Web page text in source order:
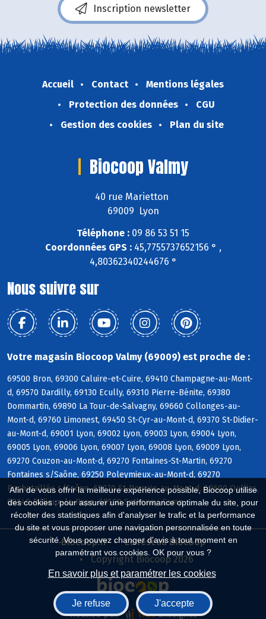
Afin de vous offrir la meilleure expérience possible, Biocoop utilise
des cookies : pour assurer une performance optimale du site, pour
récolter des statistiques afin d'analyser le trafic et la performance
du site et vous proposer une navigation personnalisée en toute
sécurité. Vous pouvez changer d'avis à tout moment en
paramétrant vos cookies. OK pour vous ?
En savoir plus et paramétrer les cookies
Je refuse J'accepte
Inscription newsletter
Accueil Contact
Mentions légales
Protection des données
CGU
Gestion des cookies
Plan du site
Biocoop Valmy
40 rue Marietton
69009 Lyon
Téléphone : 09 86 53 51 15
Coordonnées GPS :45,7755737652156 ° ,
4,80362340244676 °
Nous suivre sur
Votre magasin Biocoop Valmy (69009) est proche de :
69500 Bron, 69300 Caluire-et-Cuire, 69410 Champagne-au-Mont-
d, 69570 Dardilly, 69130 Ecully, 69310 Pierre-Bénite, 69380
Dommartin, 69890 La Tour-de-Salvagny, 69660 Collonges-au-
Mont-d, 69760 Limonest, 69450 St-Cyr-au-Mont-d, 69370 St-Didier-
au-Mont-d, 69001 Lyon, 69002 Lyon, 69003 Lyon, 69004 Lyon,
69005 Lyon, 69006 Lyon, 69007 Lyon, 69008 Lyon, 69009 Lyon,
69270 Couzon-au-Mont-d, 69270 Fontaines-St-Martin, 69270
Fontaines s/Saône, 69250 Poleymieux-au-Mont-d, 69270
Rochetaillée s/Saône, 69270 St-Romain-au-Mont-d, 69600 Oullins,
69140 Rillieux-la-Pape, 69580 Sathonay-Camp
Biocoop.fr
Le réseau Biocoop
Copyright Biocoop 2026
Réalisé par